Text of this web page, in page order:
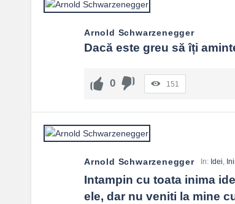
Arnold Schwarzenegger
Dacă este greu să îți
0 151
Arnold Schwarzenegger In: Idei,
Intampin cu toata inima
ele, dar nu veniti la mine